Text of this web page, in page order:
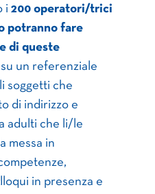
i 200 operatori/trici
potranno fare
di queste
un referenziale
soggetti che
di indirizzo e
adulti che li/le
messa in
in presenza e